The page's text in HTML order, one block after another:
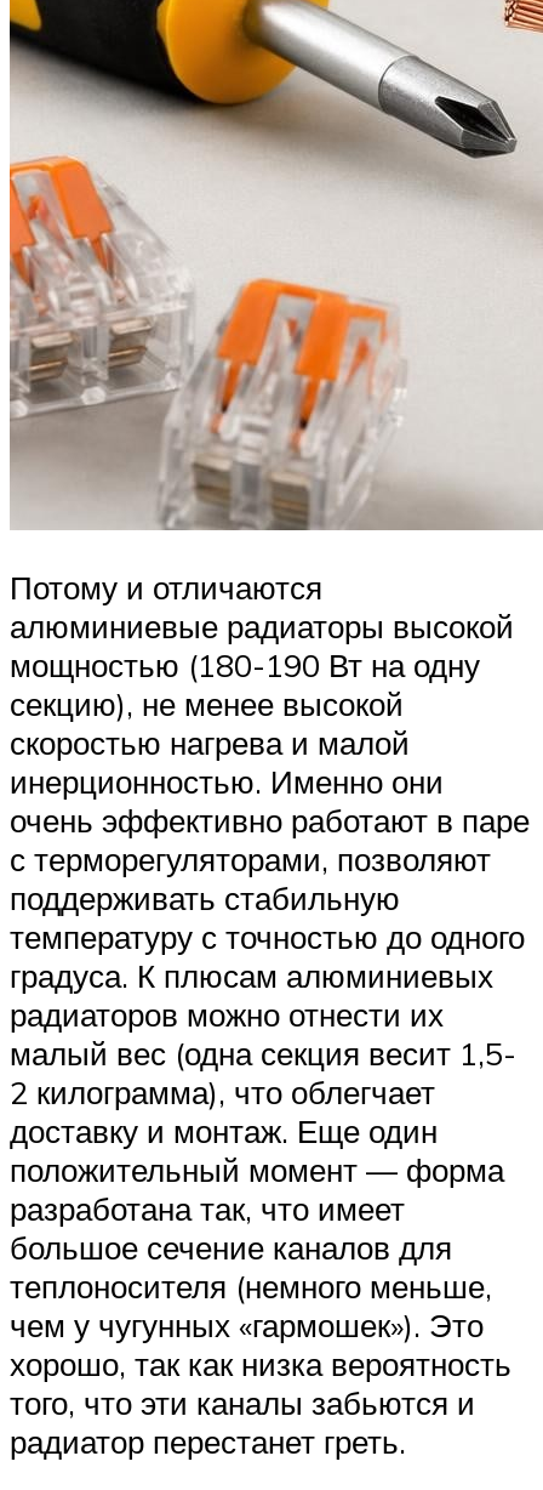
Потому и отличаются
алюминиевые радиаторы высокой
мощностью (180-190 Вт на одну
секцию), не менее высокой
скоростью нагрева и малой
инерционностью. Именно они
очень эффективно работают в паре
с терморегуляторами, позволяют
поддерживать стабильную
температуру с точностью до одного
градуса. К плюсам алюминиевых
радиаторов можно отнести их
малый вес (одна секция весит 1,5-
2 килограмма), что облегчает
доставку и монтаж. Еще один
положительный момент — форма
разработана так, что имеет
большое сечение каналов для
теплоносителя (немного меньше,
чем у чугунных «гармошек»). Это
хорошо, так как низка вероятность
того, что эти каналы забьются и
радиатор перестанет греть.